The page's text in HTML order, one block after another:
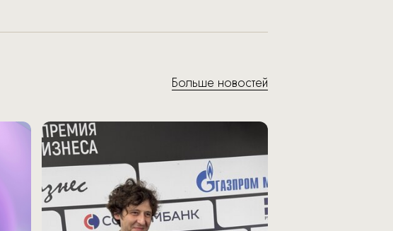
Больше новостей